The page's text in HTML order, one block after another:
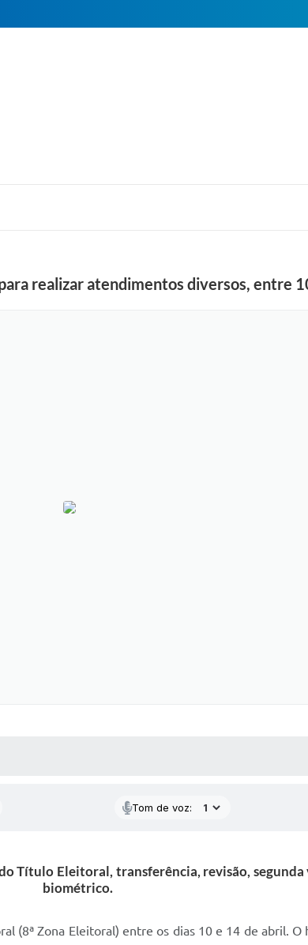
realizar atendimentos diversos, entre
Tom de voz:
Título Eleitoral, transferência, revisão,
biométrico.
(8ª Zona Eleitoral) entre os dias 10 e 14 de abril.